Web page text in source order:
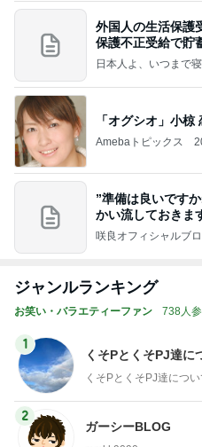
外国人の生活保護
保護不正受給で貯
ンを
日本人よ、いつまで
「オグシオ」小
Amebaトピックス
”準備は良いです
かい流しておきま
咲良オフィシャルブ
ジャンルランキング
お笑い・バラエティーファン 738人
1
くそPとくそPJ達に
くそPとくそPJ達につ
2
ガーシーBLOG